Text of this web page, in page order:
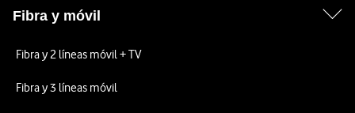
Fibra y móvil
Fibra y 2 líneas móvil + TV
Fibra y 3 líneas móvil